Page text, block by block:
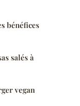
bénéfices
salés à
vegan